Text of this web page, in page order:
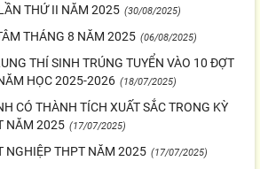
THỨ II NĂM 2025 (30/08/2025)
THÁNG 8 NĂM 2025 (06/08/2025)
THÍ SINH TRÚNG TUYỂN VÀO 10 ĐỢT
HỌC 2025-2026 (18/07/2025)
CÓ THÀNH TÍCH XUẤT SẮC TRONG KỲ
NĂM 2025 (17/07/2025)
NGHIỆP THPT NĂM 2025 (17/07/2025)